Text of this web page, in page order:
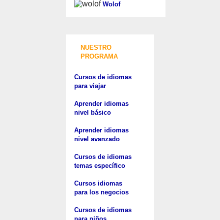
Wolof
NUESTRO
PROGRAMA
Cursos de idiomas
para viajar
Aprender idiomas
nivel básico
Aprender idiomas
nivel avanzado
Cursos de idiomas
temas específico
Cursos idiomas
para los negocios
Cursos de idiomas